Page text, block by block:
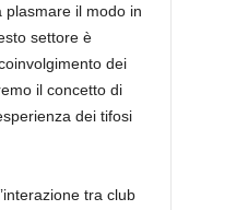
plasmare il modo in
settore è
dei
il concetto di
dei tifosi
tra club